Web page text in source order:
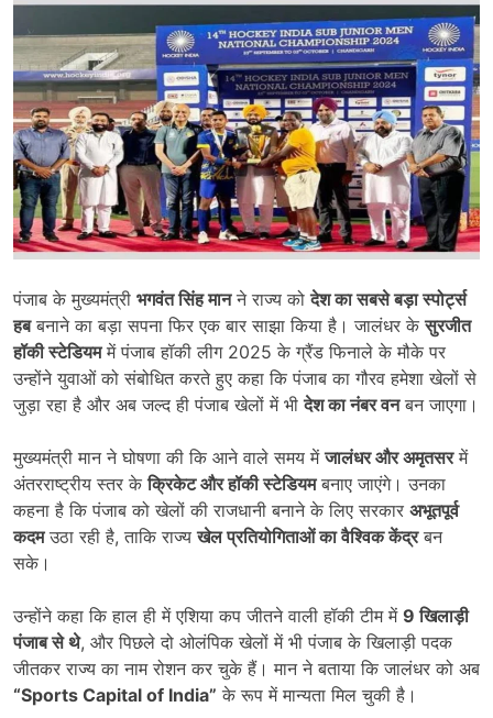
पंजाब के मुख्यमंत्री भगवंत सिंह मानने राज्य कोदेश का सबसे बड़ा स्पोर्ट्स
हबबनाने का बड़ा सपना फिर एक बार साझा किया है। जालंधर केसुरजीत
हॉकी स्टेडियममें पंजाब हॉकी लीग 2025 के ग्रैंड फिनाले के मौके पर
उन्होंने युवाओं को संबोधित करते हुए कहा कि पंजाब का गौरव हमेशा खेलों से
जुड़ा रहा है और अब जल्द ही पंजाब खेलों में भीदेश का नंबर वनबन जाएगा।
मुख्यमंत्री मान ने घोषणा की कि आने वाले समय मेंजालंधर और अमृतसरमें
अंतरराष्ट्रीय स्तर केक्रिकेट और हॉकी स्टेडियमबनाए जाएंगे। उनका
कहना है कि पंजाब को खेलों की राजधानी बनाने के लिए सरकार अभूतपूर्व
कदमउठा रही है, ताकि राज्यखेल प्रतियोगिताओं का वैश्विक केंद्रबन
सके।
उन्होंने कहा कि हाल ही में एशिया कप जीतने वाली हॉकी टीम में 9खिलाड़ी
पंजाब से थे, और पिछले दो ओलंपिक खेलों में भी पंजाब के खिलाड़ी पदक
जीतकर राज्य का नाम रोशन कर चुके हैं। मान ने बताया कि जालंधर को अब
“Sports Capital of India” के रूप में मान्यता मिल चुकी है।